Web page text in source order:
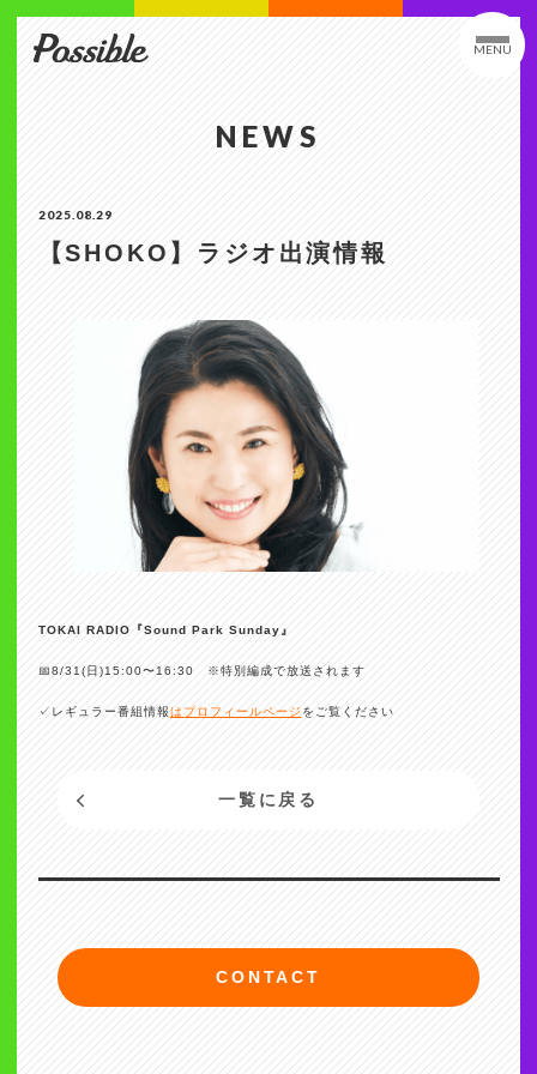
MENU
NEWS
2025.08.29
【SHOKO】ラジオ出演情報
TOKAI RADIO『Sound Park Sunday』
📅8/31(日)15:00〜16:30 ※特別編成で放送されます
✓レギュラー番組情報はプロフィールページ をご覧ください
一覧に戻る
CONTACT